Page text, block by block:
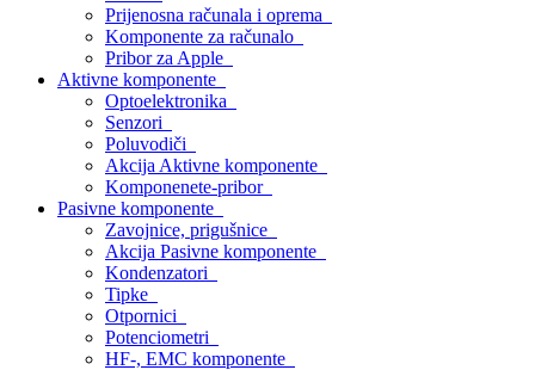
Prijenosna računala i oprema
Komponente za računalo
Pribor za Apple
Aktivne komponente
Optoelektronika
Senzori
Poluvodiči
Akcija Aktivne komponente
Komponenete-pribor
Pasivne komponente
Zavojnice, prigušnice
Akcija Pasivne komponente
Kondenzatori
Tipke
Otpornici
Potenciometri
HF-, EMC komponente